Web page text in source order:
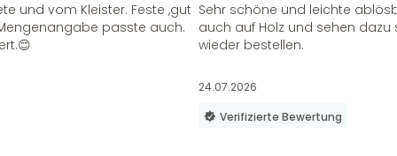
und vom Kleister. Feste ,gut
passte auch.
Sehr schöne und leichte
auch auf Holz und sehen
wieder bestellen.
24.07.2026
Verifizierte Bewertung